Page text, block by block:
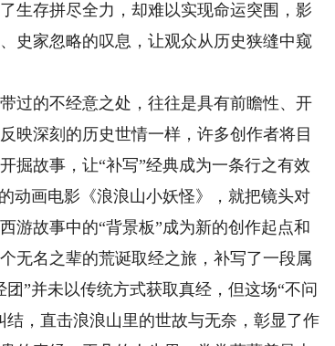
生存拼尽全力，却难以实现命运突围，影
史家忽略的叹息，让观众从历史狭缝中窥
的不经意之处，往往是具有前瞻性、开
映深刻的历史世情一样，许多创作者将目
掘故事，让“补写”经典成为一条行之有效
动画电影《浪浪山小妖怪》，就把镜头对
游故事中的“背景板”成为新的创作起点和
无名之辈的荒诞取经之旅，补写了一段属
”并未以传统方式获取真经，但这场“不问
，直击浪浪山里的世故与无奈，彰显了作